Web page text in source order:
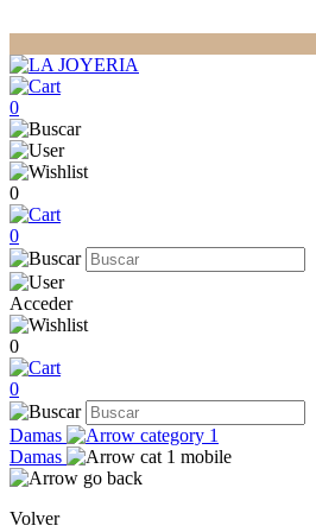
0
0
0
Acceder
0
0
Damas
Damas
Volver